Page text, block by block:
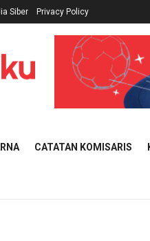
Siber Privacy Policy
CATATAN KOMISARIS